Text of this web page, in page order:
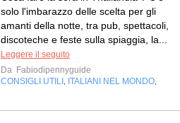
solo l'imbarazzo delle scelta per gli
amanti della notte, tra pub, spettacoli,
discoteche e feste sulla spiaggia, la...
Leggere il seguito
Da Fabiodipennyguide
CONSIGLI UTILI , ITALIANI NEL MONDO,